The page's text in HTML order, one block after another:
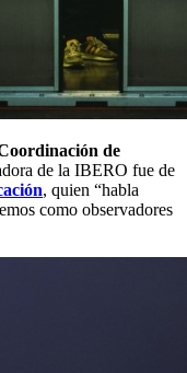
de
de la IBERO fue de
, quien “habla
como observadores